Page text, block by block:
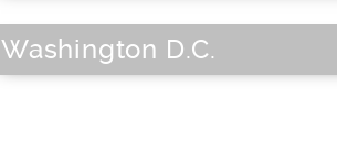
Washington D.C.